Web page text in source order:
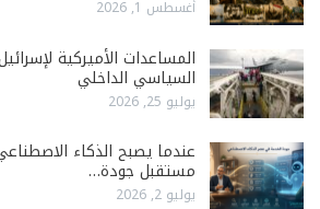
أغسطس 1, 2026
المساعدات الأميركية
السياسي الداخلي
يوليو 25, 2026
عندما يصبح الذكاء
مستقبل جودة…
يوليو 2, 2026